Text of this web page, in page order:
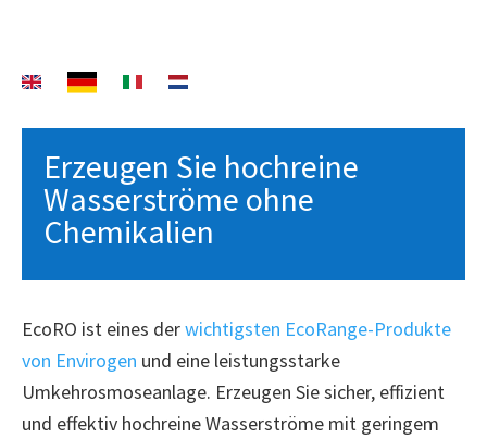
Erzeugen Sie hochreine
Wasserströme ohne
Chemikalien
EcoRO ist eines derwichtigsten EcoRange-Produkte
von Envirogen und eine leistungsstarke
Umkehrosmoseanlage. Erzeugen Sie sicher, effizient
und effektiv hochreine Wasserströme mit geringem